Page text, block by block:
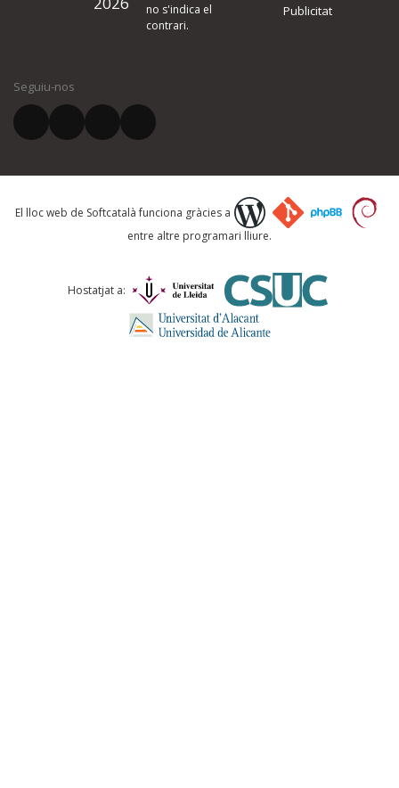
quina és la millora que proposeu o l'error del qual voleu informar-
El vostre correu electrònic *
Què proposeu?
Comentari *
no s'indica el
contrari.
Publicitat
Seguiu-nos
El lloc web de Softcatalà funciona gràcies a
entre altre programari lliure.
Hostatjat a: